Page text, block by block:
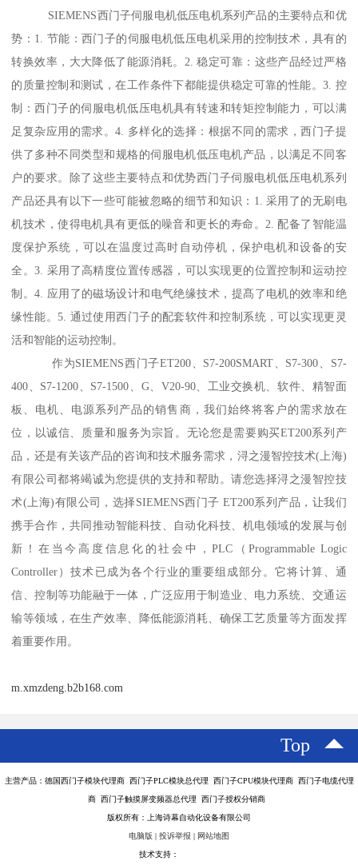
SIEMENS西门子伺服电机低压电机系列产品的主要特点和优
势：1. 节能：西门子的伺服电机低压电机采用的控制技术，具有的
转换效率，大大降低了能源消耗。2. 稳定可靠：这些产品经过严格
的质量控制和测试，在工作条件下都能提供稳定可靠的性能。3. 控
制：西门子的伺服电机低压电机具有转速和转矩控制能力，可以满
足复杂应用的需求。4. 多样化的选择：根据不同的需求，西门子提
供了多种不同类型和规格的伺服电机低压电机产品，以满足不同客
户的要求。除了这些主要特点和优势西门子伺服电机低压电机系列
产品还具有以下一些可能被忽略的细节和知识：1. 采用了的无刷电
机技术，使得电机具有更低的噪音和更长的寿命。2. 配备了智能温
度保护系统，可以在温度过高时自动停机，保护电机和设备的安
全。3. 采用了高精度位置传感器，可以实现更的位置控制和运动控
制。4. 应用了的磁场设计和电气绝缘技术，提髙了电机的效率和绝
缘性能。5. 通过使用西门子的配套软件和控制系统，可以实现更灵
活和智能的运动控制。
作为SIEMENS西门子ET200、S7-200SMART、S7-300、S7-
400、S7-1200、S7-1500、G、V20-90、工业交换机、软件、精智面
板、电机、电源系列产品的销售商，我们始终将客户的需求放在
位，以诚信、质量和服务为宗旨。无论您是需要购买ET200系列产
品，还是有关该产品的咨询和技术服务需求，浔之漫智控技术(上海)
有限公司都将竭诚为您提供的支持和帮助。请您选择浔之漫智控技
术(上海)有限公司，选择SIEMENS西门子 ET200系列产品，让我们
携手合作，共同推动智能科技、自动化科技、机电领域的发展与创
新！在当今高度信息化的社会中，PLC（Programmable Logic
Controller）技术已成为各个行业的重要组成部分。它将计算、通
信、控制等功能融于一体，广泛应用于制造业、电力系统、交通运
输等领域，在生产效率、降低能源消耗、确保工艺质量等方面发挥
着重要作用。
m.xmzdeng.b2b168.com
Top
主营产品：德国西门子模块代理商 西门子PLC模块总代理 西门子CPU模块代理商 西门子电缆代理
商 西门子触摸屏变频器总代理 西门子授权分销商
版权所有：上海诗幕自动化设备有限公司
电脑版 | 投诉举报 | 网站地图
技术支持：